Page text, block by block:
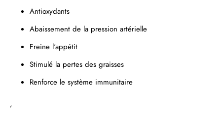
Antioxydants
Abaissement de la pression artérielle
Freine l'appétit
Stimulé la pertes des graisses
Renforce le système immunitaire
,